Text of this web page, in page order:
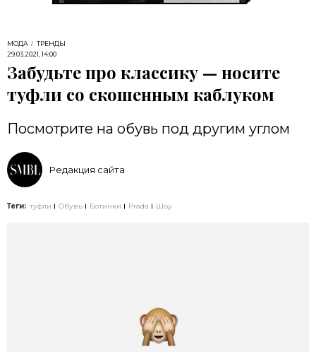
МОДА
ТРЕНДЫ
29.03.2021, 14:00
Забудьте про классику — носите
туфли со скошенным каблуком
Посмотрите на обувь под другим углом
Редакция сайта
Теги: туфли Обувь Ботинки Prada Шоу